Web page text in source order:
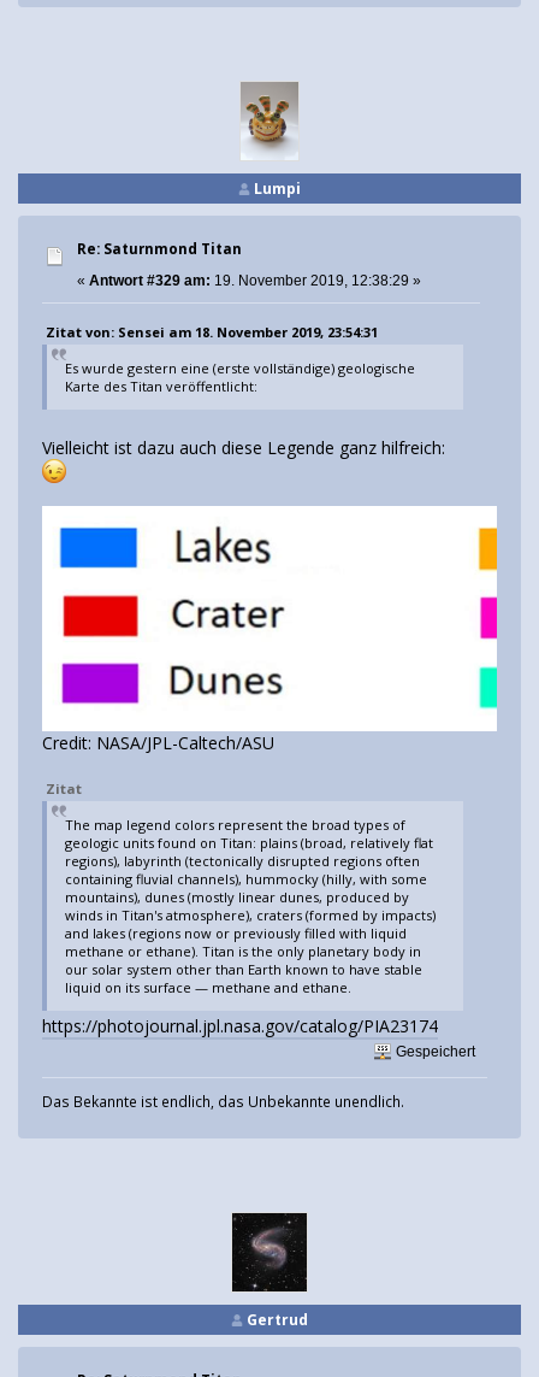
Lumpi
Re: Saturnmond Titan
« Antwort #329 am: 19. November 2019, 12:38:29 »
Zitat von: Sensei am 18. November 2019, 23:54:31
Es wurde gestern eine (erste vollständige) geologische
Karte des Titan veröffentlicht:
Vielleicht ist dazu auch diese Legende ganz hilfreich:
Credit: NASA/JPL-Caltech/ASU
Zitat
The map legend colors represent the broad types of
geologic units found on Titan: plains (broad, relatively flat
regions), labyrinth (tectonically disrupted regions often
containing fluvial channels), hummocky (hilly, with some
mountains), dunes (mostly linear dunes, produced by
winds in Titan's atmosphere), craters (formed by impacts)
and lakes (regions now or previously filled with liquid
methane or ethane). Titan is the only planetary body in
our solar system other than Earth known to have stable
liquid on its surface — methane and ethane.
https://photojournal.jpl.nasa.gov/catalog/PIA23174
Gespeichert
Das Bekannte ist endlich, das Unbekannte unendlich.
Gertrud